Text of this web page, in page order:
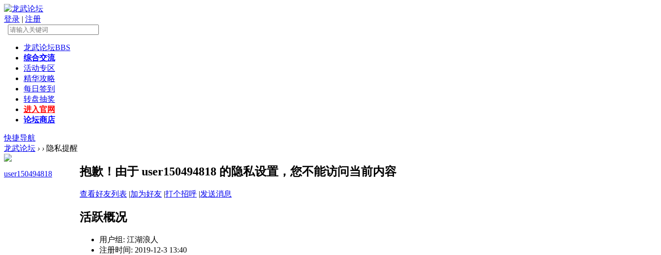
登录 | 注册
龙武论坛BBS
综合交流
活动专区
精华攻略
每日签到
转盘抽奖
进入官网
论坛商店
快捷导航
龙武论坛 › › 隐私提醒
user150494818 抱歉！由于 user150494818 的隐私设置，您不能访问当前内容
查看好友列表 |加为好友 |打个招呼 |发送消息
活跃概况
用户组: 江湖浪人
注册时间: 2019-12-3 13:40